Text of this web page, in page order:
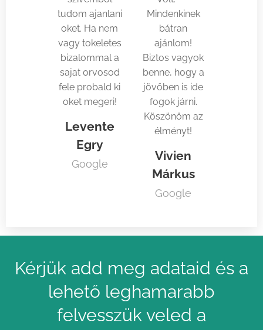
tudom ajanlani
oket. Ha nem
vagy tokeletes
bizalommal a
sajat orvosod
fele probald ki
oket megeri!
Levente
Egry
Google
Mindenkinek
bátran
ajánlom!
Biztos vagyok
benne, hogy a
jövőben is ide
fogok járni.
Köszönöm az
élményt!
Vivien
Márkus
Google
Kérjük add meg adataid és a
lehető leghamarabb
felvesszük veled a